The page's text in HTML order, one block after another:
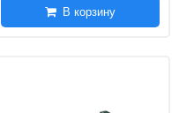
В корзину